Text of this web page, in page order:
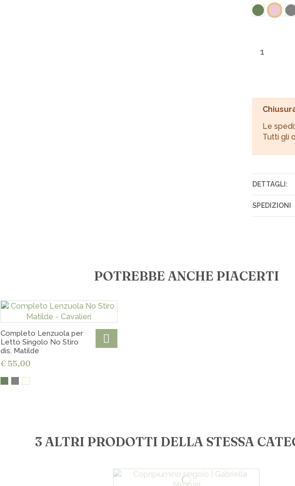
VerdeRosa
Le
Tutti gli
DETTAGLI:
SPEDIZIONI
€ 7,00 in
POTREBBE ANCHE PIACERTI
Completo Lenzuola per
Letto Singolo No Stiro
dis. Matilde
€ 55,00
3 ALTRI PRODOTTI DELLA STESSA